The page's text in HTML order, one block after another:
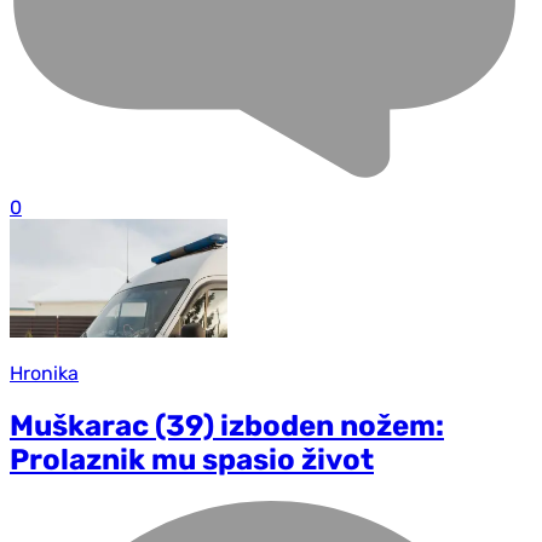
0
Hronika
Muškarac (39) izboden nožem:
Prolaznik mu spasio život